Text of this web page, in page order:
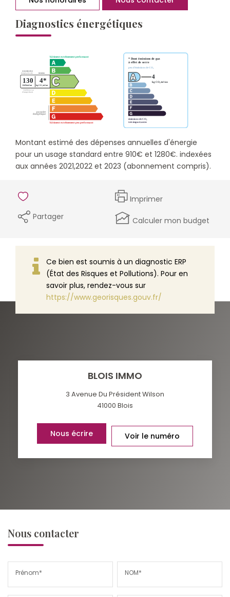
Diagnostics énergétiques
Montant estimé des dépenses annuelles d'énergie
pour un usage standard entre 910€ et 1280€. indexées
aux années 2021,2022 et 2023 (abonnement compris).
Imprimer
Partager
Calculer mon budget
Ce bien est soumis à un diagnostic ERP
(État des Risques et Pollutions). Pour en
savoir plus, rendez-vous sur
https://www.georisques.gouv.fr/
BLOIS IMMO
3 Avenue Du Président Wilson
41000 Blois
Nous écrire Voir le numéro
Nous contacter
Prénom* NOM*